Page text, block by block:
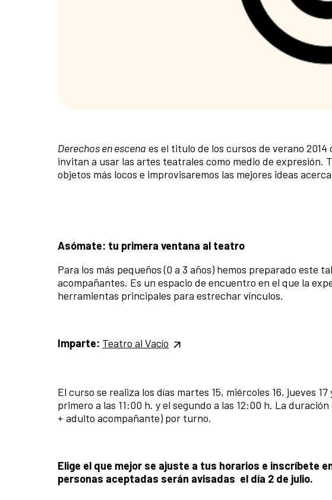
Derechos en escena es el titulo de los cursos de verano
invitan a usar las artes teatrales como medio de expresión.
objetos más locos e improvisaremos las mejores ideas
Asómate: tu primera ventana al teatro
Para los más pequeños (0 a 3 años) hemos preparado este
acompañantes. Es un espacio de encuentro en el que la
herramientas principales para estrechar vínculos.
Imparte: Teatro al Vacío
El curso se realiza los días martes 15, miércoles 16, jueves
primero a las 11:00 h. y el segundo a las 12:00 h. La
+ adulto acompañante) por turno.
Elige el que mejor se ajuste a tus horarios e inscríbete
personas aceptadas serán avisadas el día 2 de julio.